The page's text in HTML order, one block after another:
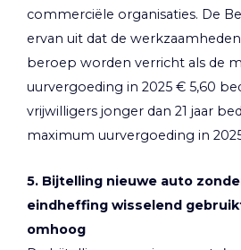
commerciële organisaties. De
ervan uit dat de
beroep worden verricht als de
uurvergoeding in 2025 € 5,60
vrijwilligers jonger dan 21 jaar
maximum uurvergoeding in
5. Bijtelling nieuwe auto
eindheffing wisselend
omhoog